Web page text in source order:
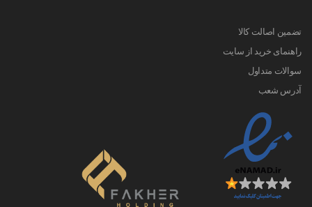
تضمین اصالت کالا
راهنمای خرید از سایت
سوالات متداول
آدرس شعب